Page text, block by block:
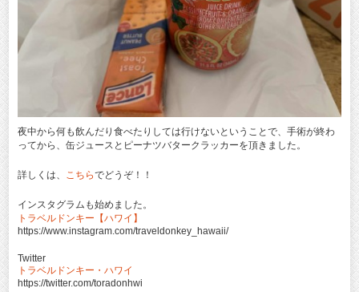
夜中から何も飲んだり食べたりしては行けないということで、手術が終わ
ってから、缶ジュースとピーナツバタークラッカーを頂きました。
詳しくは、 こちらでどうぞ！！
インスタグラムも始めました。
トラベルドンキー【ハワイ】
https://www.instagram.com/traveldonkey_hawaii/
Twitter
トラベルドンキー・ハワイ
https://twitter.com/toradonhwi